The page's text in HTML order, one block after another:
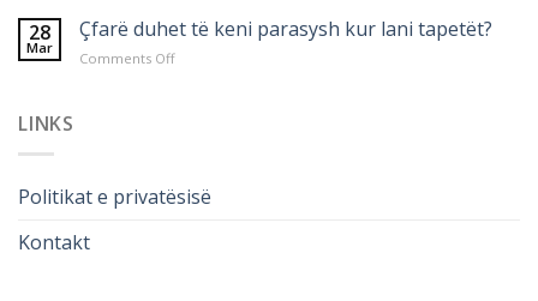
28
Mar
Çfarë duhet të keni parasysh kur lani tapetët?
Comments Offon
lani
LINKS
Politikat e privatësisë
Kontakt